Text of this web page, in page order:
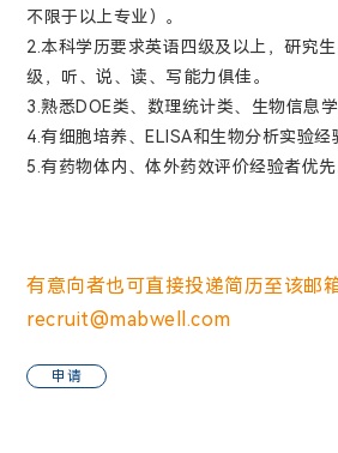
不限于以上专业）。
2.本科学历要求英语四级及以上，研究
级，听、说、读、写能力俱佳。
3.熟悉DOE类、数理统计类、生物信息
4.有细胞培养、ELISA和生物分析实验经
5.有药物体内、体外药效评价经验者优先
有意向者也可直接投递简历至该邮
recruit@mabwell.com
申请